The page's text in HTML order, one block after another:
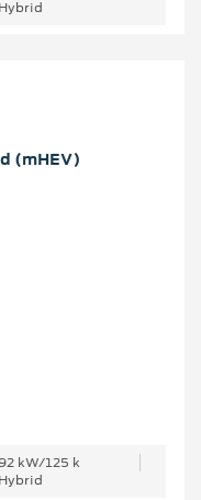
Hybrid
(mHEV)
92 kW/125 k
Hybrid